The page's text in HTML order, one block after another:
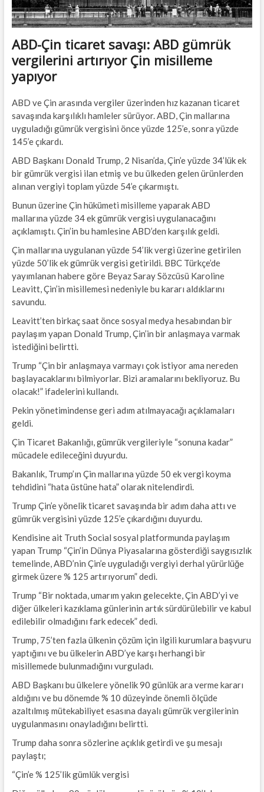
ABD-Çin ticaret savaşı: ABD gümrük
vergilerini artırıyor Çin misilleme
yapıyor
ABD ve Çin arasında vergiler üzerinden hız kazanan ticaret
savaşında karşılıklı hamleler sürüyor. ABD, Çin mallarına
uyguladığı gümrük vergisini önce yüzde 125’e, sonra yüzde
145’e çıkardı.
ABD Başkanı Donald Trump, 2 Nisan’da, Çin’e yüzde 34’lük ek
bir gümrük vergisi ilan etmiş ve bu ülkeden gelen ürünlerden
alınan vergiyi toplam yüzde 54’e çıkarmıştı.
Bunun üzerine Çin hükümeti misilleme yaparak ABD
mallarına yüzde 34 ek gümrük vergisi uygulanacağını
açıklamıştı. Çin’in bu hamlesine ABD’den karşılık geldi.
Çin mallarına uygulanan yüzde 54’lik vergi üzerine getirilen
yüzde 50’lik ek gümrük vergisi getirildi. BBC Türkçe’de
yayımlanan habere göre Beyaz Saray Sözcüsü Karoline
Leavitt, Çin’in misillemesi nedeniyle bu kararı aldıklarını
savundu.
Leavitt’ten birkaç saat önce sosyal medya hesabından bir
paylaşım yapan Donald Trump, Çin’in bir anlaşmaya varmak
istediğini belirtti.
Trump “Çin bir anlaşmaya varmayı çok istiyor ama nereden
başlayacaklarını bilmiyorlar. Bizi aramalarını bekliyoruz. Bu
olacak!” ifadelerini kullandı.
Pekin yönetimindense geri adım atılmayacağı açıklamaları
geldi.
Çin Ticaret Bakanlığı, gümrük vergileriyle “sonuna kadar”
mücadele edileceğini duyurdu.
Bakanlık, Trump’ın Çin mallarına yüzde 50 ek vergi koyma
tehdidini “hata üstüne hata” olarak nitelendirdi.
Trump Çin’e yönelik ticaret savaşında bir adım daha attı ve
gümrük vergisini yüzde 125’e çıkardığını duyurdu.
Kendisine ait Truth Social sosyal platformunda paylaşım
yapan Trump “Çin’in Dünya Piyasalarına gösterdiği saygısızlık
temelinde, ABD’nin Çin’e uyguladığı vergiyi derhal yürürlüğe
girmek üzere % 125 artırıyorum” dedi.
Trump “Bir noktada, umarım yakın gelecekte, Çin ABD’yi ve
diğer ülkeleri kazıklama günlerinin artık sürdürülebilir ve kabul
edilebilir olmadığını fark edecek” dedi.
Trump, 75’ten fazla ülkenin çözüm için ilgili kurumlara başvuru
yaptığını ve bu ülkelerin ABD’ye karşı herhangi bir
misillemede bulunmadığını vurguladı.
ABD Başkanı bu ülkelere yönelik 90 günlük ara verme kararı
aldığını ve bu dönemde % 10 düzeyinde önemli ölçüde
azaltılmış mütekabiliyet esasına dayalı gümrük vergilerinin
uygulanmasını onayladığını belirtti.
Trump daha sonra sözlerine açıklık getirdi ve şu mesajı
paylaştı;
“Çin’e % 125’lik gümlük vergisi